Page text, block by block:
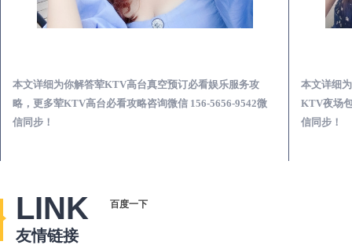
本文详细为你解答荤KTV高台真空预订必看娱乐服务攻
略，更多荤KTV高台必看攻略咨询微信 156-5656-9542微
信同步！
本文详细
KTV夜场
信同步！
LINK
友情链接
百度一下